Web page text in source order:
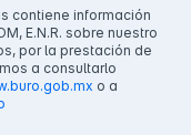
contiene información
E.N.R. sobre nuestro
por la prestación de
a consultarlo
o a